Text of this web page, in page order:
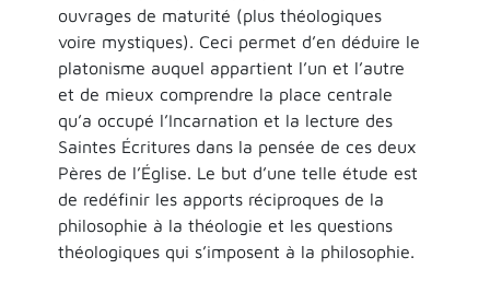
ouvrages de maturité (plus théologiques
voire mystiques). Ceci permet d’en déduire le
platonisme auquel appartient l’un et l’autre
et de mieux comprendre la place centrale
qu’a occupé l’Incarnation et la lecture des
Saintes Écritures dans la pensée de ces deux
Pères de l’Église. Le but d’une telle étude est
de redéfinir les apports réciproques de la
philosophie à la théologie et les questions
théologiques qui s’imposent à la philosophie.